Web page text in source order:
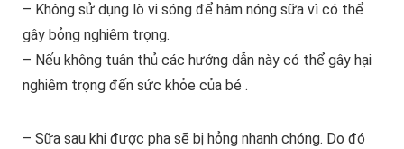
– Không sử dụng lò vi sóng để hâm nóng sữa vì có thể
gây bỏng nghiêm trọng.
– Nếu không tuân thủ các hướng dẫn này có thể gây hại
nghiêm trọng đến sức khỏe của bé .
– Sữa sau khi được pha sẽ bị hỏng nhanh chóng. Do đó